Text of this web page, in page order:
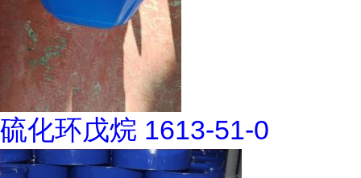
硫化环戊烷 1613-51-0